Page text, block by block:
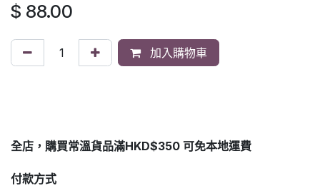
$ 88.00
加入購物車
全店，購買常溫貨品滿HKD$350 可免本地運費
付款方式